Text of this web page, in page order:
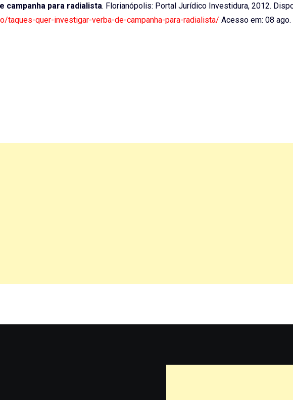
campanha para radialista. Florianópolis: Portal Jurídico Investidura, 2012.
taques-quer-investigar-verba-de-campanha-para-radialista/ Acesso em: 08 ago.